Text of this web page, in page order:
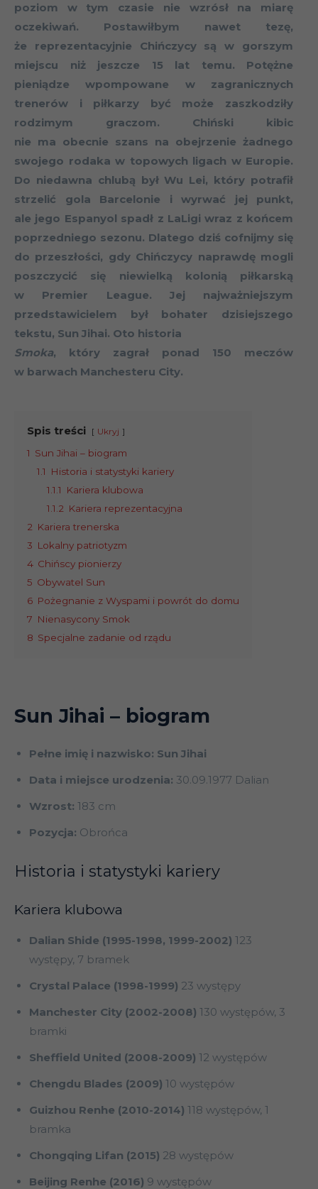
poziom w tym czasie nie wzrósł na miarę
oczekiwań. Postawiłbym nawet tezę,
że reprezentacyjnie Chińczycy są w gorszym
miejscu niż jeszcze 15 lat temu. Potężne
pieniądze wpompowane w zagranicznych
trenerów i piłkarzy być może zaszkodziły
rodzimym graczom. Chiński kibic
nie ma obecnie szans na obejrzenie żadnego
swojego rodaka w topowych ligach w Europie.
Do niedawna chlubą był Wu Lei, który potrafił
strzelić gola Barcelonie i wyrwać jej punkt,
ale jego Espanyol spadł z LaLigi wraz z końcem
poprzedniego sezonu. Dlatego dziś cofnijmy się
do przeszłości, gdy Chińczycy naprawdę mogli
poszczycić się niewielką kolonią piłkarską
w Premier League. Jej najważniejszym
przedstawicielem był bohater dzisiejszego
tekstu, Sun Jihai. Oto historia
Smoka, który zagrał ponad 150 meczów
w barwach Manchesteru City.
Spis treści Ukryj
1 Sun Jihai – biogram
1.1
Historia i statystyki kariery
1.1.1
Kariera klubowa
1.1.2 Kariera reprezentacyjna
2 Kariera trenerska
3 Lokalny patriotyzm
4 Chińscy pionierzy
5 Obywatel Sun
6 Pożegnanie z Wyspami i powrót do domu
7 Nienasycony Smok
8 Specjalne zadanie od rządu
Sun Jihai – biogram
Pełne imię i nazwisko: Sun Jihai
Data i miejsce urodzenia: 30.09.1977 Dalian
Wzrost: 183 cm
Pozycja: Obrońca
Historia i statystyki kariery
Kariera klubowa
Dalian Shide (1995-1998, 1999-2002) 123
występy, 7 bramek
Crystal Palace (1998-1999) 23 występy
Manchester City (2002-2008) 130 występów, 3
bramki
Sheffield United (2008-2009) 12 występów
Chengdu Blades (2009) 10 występów
Guizhou Renhe (2010-2014) 118 występów, 1
bramka
Chongqing Lifan (2015) 28 występów
Beijing Renhe (2016) 9 występów